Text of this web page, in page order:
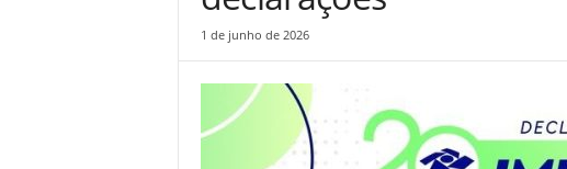
1 de junho de 2026